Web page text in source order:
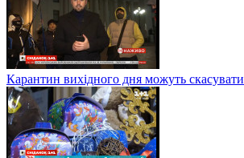
Карантин вихідного дня можуть скасувати